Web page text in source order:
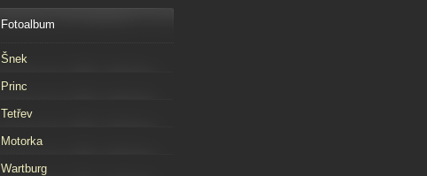
Fotoalbum
Šnek
Princ
Tetřev
Motorka
Wartburg